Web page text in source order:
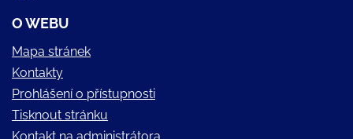
O WEBU
Mapa stránek
Kontakty
Prohlášení o přístupnosti
Tisknout stránku
Kontakt na administrátora